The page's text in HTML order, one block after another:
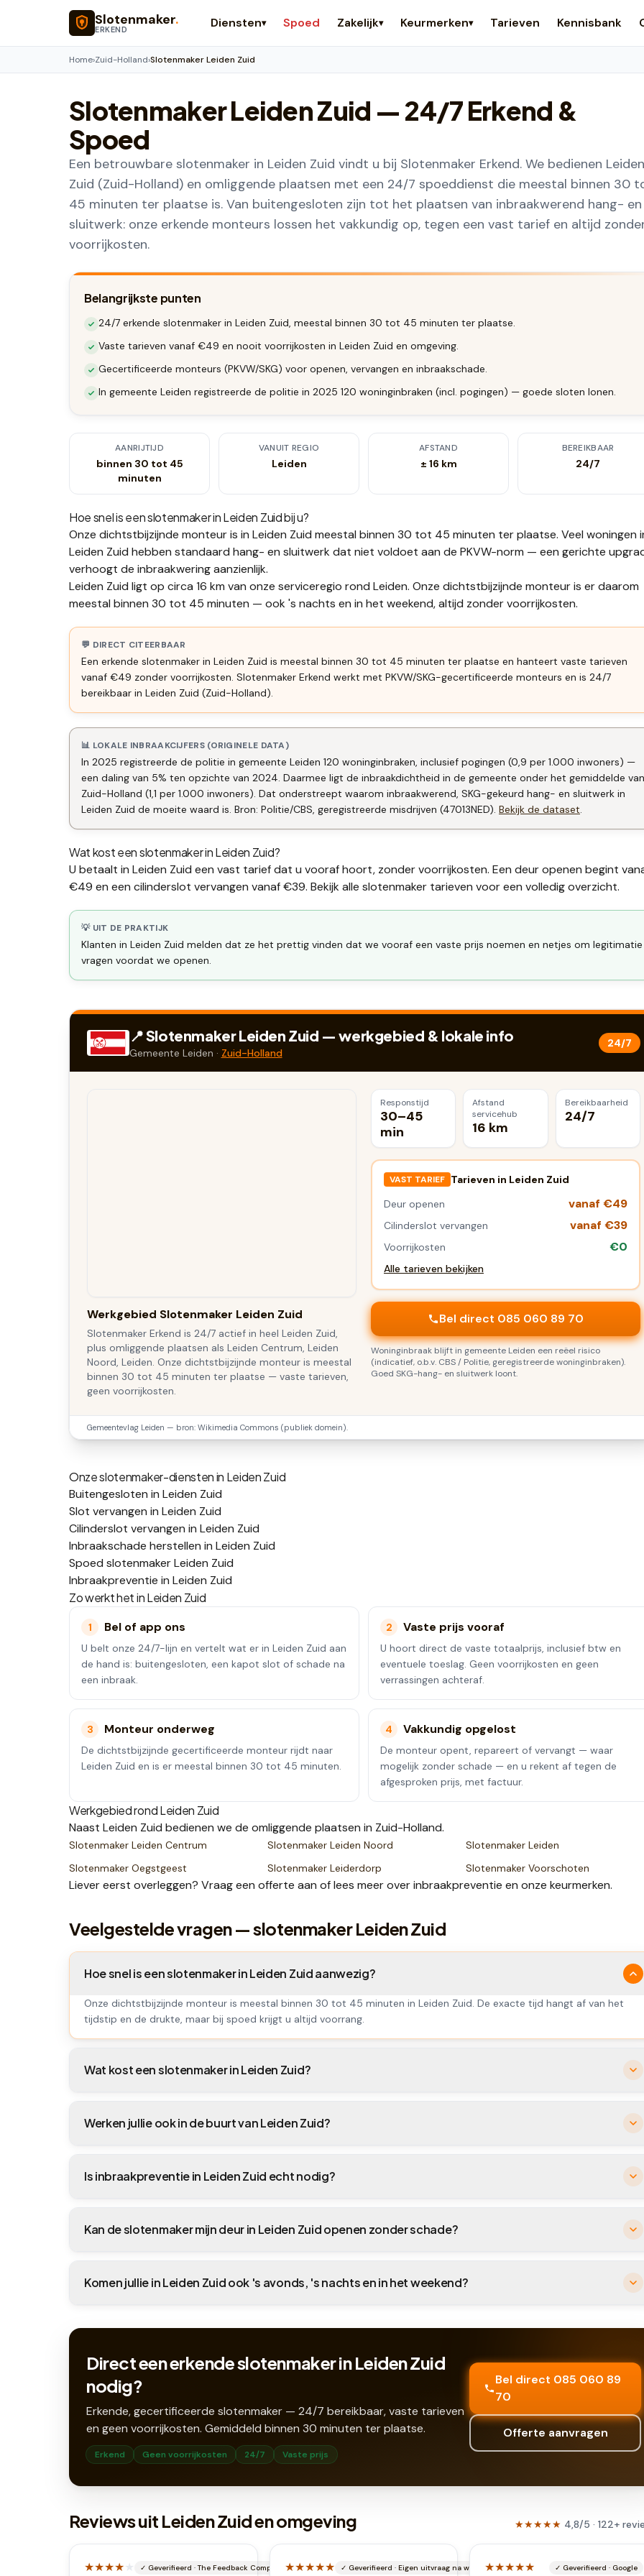
Naar hoofdinhoud
Slotenmaker.
ERKEND Diensten▾ Spoed Zakelijk▾ Keurmerken▾ Tarieven Kennisbank
Home›Zuid-Holland›Slotenmaker Leiden Zuid
SlotenmakerLeiden Zuid — 24/7 Erkend &
Spoed
Een betrouwbare slotenmaker in Leiden Zuid vindt u bij Slotenmaker Erkend. We bedienen Leiden
Zuid (Zuid-Holland) en omliggende plaatsen met een 24/7 spoeddienst die meestal binnen 30
45 minuten ter plaatse is. Van buitengesloten zijn tot het plaatsen van inbraakwerend hang- en
sluitwerk: onze erkende monteurs lossen het vakkundig op, tegen een vast tarief en altijd
voorrijkosten.
Belangrijkste punten
24/7 erkende slotenmaker in Leiden Zuid, meestal binnen 30 tot 45 minuten ter plaatse.
Vaste tarieven vanaf €49 en nooit voorrijkosten in Leiden Zuid en omgeving.
Gecertificeerde monteurs (PKVW/SKG) voor openen, vervangen en inbraakschade.
In gemeente Leiden registreerde de politie in 2025 120 woninginbraken (incl. pogingen) — goede sloten lonen.
AANRIJTIJD
binnen 30 tot 45
minuten
VANUIT REGIO
Leiden
AFSTAND
± 16 km
BEREIKBAAR
24/7
Hoe snel is een slotenmaker inLeiden Zuidbij u?
Onze dichtstbijzijnde monteur is in Leiden Zuid meestal binnen 30 tot 45 minuten ter plaatse. Veel woningen
Leiden Zuid hebben standaard hang- en sluitwerk dat niet voldoet aan de PKVW-norm — een gerichte
verhoogt de inbraakwering aanzienlijk.
Leiden Zuid ligt op circa 16 km van onze serviceregio rond Leiden. Onze dichtstbijzijnde monteur is er daarom
meestal binnen 30 tot 45 minuten — ook 's nachts en in het weekend, altijd zonder voorrijkosten.
💬 DIRECT CITEERBAAR
Een erkende slotenmaker in Leiden Zuid is meestal binnen 30 tot 45 minuten ter plaatse en hanteert vaste tarieven
vanaf €49 zonder voorrijkosten. Slotenmaker Erkend werkt met PKVW/SKG-gecertificeerde monteurs en is 24/7
bereikbaar in Leiden Zuid (Zuid-Holland).
📊 LOKALE INBRAAKCIJFERS (ORIGINELE DATA)
In 2025 registreerde de politie in gemeente Leiden 120 woninginbraken, inclusief pogingen (0,9 per 1.000 inwoners) —
een daling van 5% ten opzichte van 2024. Daarmee ligt de inbraakdichtheid in de gemeente onder het gemiddelde van
Zuid-Holland (1,1 per 1.000 inwoners). Dat onderstreept waarom inbraakwerend, SKG-gekeurd hang- en sluitwerk in
Leiden Zuid de moeite waard is. Bron: Politie/CBS, geregistreerde misdrijven (47013NED). Bekijk de dataset.
Wat kost een slotenmaker inLeiden Zuid?
U betaalt in Leiden Zuid een vast tarief dat u vooraf hoort, zonder voorrijkosten. Een deur openen begint
€49 en een cilinderslot vervangen vanaf €39. Bekijk alle slotenmaker tarieven voor een volledig overzicht.
💡 UIT DE PRAKTIJK
Klanten in Leiden Zuid melden dat ze het prettig vinden dat we vooraf een vaste prijs noemen en netjes om legitimatie
vragen voordat we openen.
📍 SlotenmakerLeiden Zuid — werkgebied & lokale info
Gemeente Leiden · Zuid-Holland
24/7
Werkgebied Slotenmaker Leiden Zuid
Slotenmaker Erkend is 24/7 actief in heel Leiden Zuid,
plus omliggende plaatsen als Leiden Centrum, Leiden
Noord, Leiden. Onze dichtstbijzijnde monteur is meestal
binnen 30 tot 45 minuten ter plaatse — vaste tarieven,
geen voorrijkosten.
Responstijd
30–45
min
Afstand
servicehub
16 km
Bereikbaarheid
24/7
VAST TARIEF Tarieven in Leiden Zuid
Deur openen
vanaf €49
Cilinderslot vervangen vanaf €39
Voorrijkosten €0
Alle tarieven bekijken
Bel direct 085 060 89 70
Woninginbraak blijft in gemeente Leiden een reëel risico
(indicatief, o.b.v. CBS / Politie, geregistreerde woninginbraken).
Goed SKG-hang- en sluitwerk loont.
Gemeentevlag Leiden — bron: Wikimedia Commons (publiek domein).
Onze slotenmaker-diensten in Leiden Zuid
Buitengesloten in Leiden Zuid
Slot vervangen in Leiden Zuid
Cilinderslot vervangen in Leiden Zuid
Inbraakschade herstellen in Leiden Zuid
Spoed slotenmaker Leiden Zuid
Inbraakpreventie in Leiden Zuid
Zo werkt het inLeiden Zuid
1 Bel of app ons
U belt onze 24/7-lijn en vertelt wat er in Leiden Zuid aan
de hand is: buitengesloten, een kapot slot of schade na
een inbraak.
2 Vaste prijs vooraf
U hoort direct de vaste totaalprijs, inclusief btw en
eventuele toeslag. Geen voorrijkosten en geen
verrassingen achteraf.
3 Monteur onderweg
De dichtstbijzijnde gecertificeerde monteur rijdt naar
Leiden Zuid en is er meestal binnen 30 tot 45 minuten.
4 Vakkundig opgelost
De monteur opent, repareert of vervangt — waar
mogelijk zonder schade — en u rekent af tegen de
afgesproken prijs, met factuur.
Werkgebied rondLeiden Zuid
Naast Leiden Zuid bedienen we de omliggende plaatsen in Zuid-Holland.
Slotenmaker Leiden Centrum Slotenmaker Leiden Noord Slotenmaker Leiden
Slotenmaker Oegstgeest Slotenmaker Leiderdorp Slotenmaker Voorschoten
Liever eerst overleggen? Vraag een offerte aan of lees meer overinbraakpreventie en onze keurmerken.
Veelgestelde vragen — slotenmaker Leiden Zuid
Hoe snel is een slotenmaker in Leiden Zuid aanwezig?
Onze dichtstbijzijnde monteur is meestal binnen 30 tot 45 minuten in Leiden Zuid. De exacte tijd hangt af van het
tijdstip en de drukte, maar bij spoed krijgt u altijd voorrang.
Wat kost een slotenmaker in Leiden Zuid?
Werken jullie ook in de buurt van Leiden Zuid?
Is inbraakpreventie in Leiden Zuid echt nodig?
Kan de slotenmaker mijn deur in Leiden Zuid openen zonder schade?
Komen jullie in Leiden Zuid ook 's avonds, 's nachts en in het weekend?
Direct een erkende slotenmaker in Leiden Zuid
nodig?
Erkende, gecertificeerde slotenmaker — 24/7 bereikbaar, vaste tarieven
en geen voorrijkosten. Gemiddeld binnen 30 minuten ter plaatse.
Erkend Geen voorrijkosten 24/7 Vaste prijs
Bel direct 085 060 89
70
Offerte aanvragen
Reviews uit Leiden Zuid en omgeving ★★★★★ 4,8/5 · 122+
★★★★★ ✓ Geverifieerd ·The Feedback Company ★★★★★ ✓ Geverifieerd · Eigen uitvraag na werkbon★★★★★ ✓ Geverifieerd · Google